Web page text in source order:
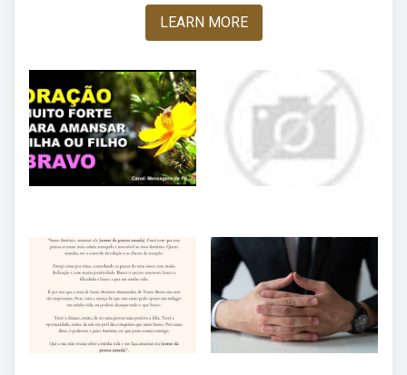
LEARN MORE